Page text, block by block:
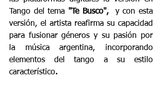
Tango del tema "Te Busco", y con esta
versión, el artista reafirma su capacidad
para fusionar géneros y su pasión por
la música argentina, incorporando
elementos del tango a su estilo
característico.